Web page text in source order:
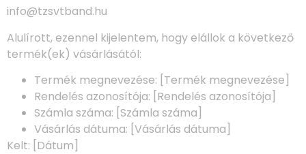
info@tzsvtband.hu
Alulírott, ezennel kijelentem, hogy elállok a következő
termék(ek) vásárlásától:
Termék megnevezése: [Termék megnevezése]
Rendelés azonosítója: [Rendelés azonosítója]
Számla száma: [Számla száma]
Vásárlás dátuma: [Vásárlás dátuma]
Kelt: [Dátum]